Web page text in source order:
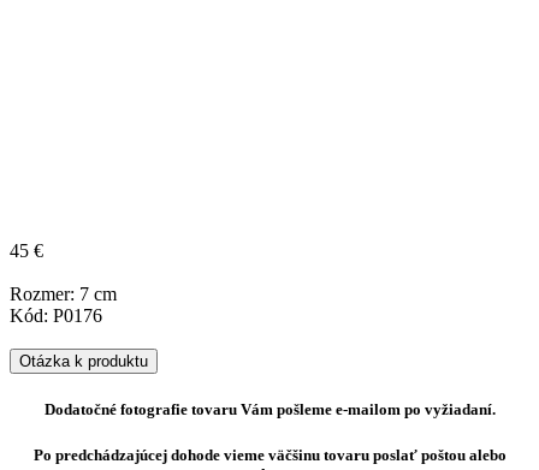
45 €
Rozmer: 7 cm
Kód: P0176
Otázka k produktu
Dodatočné fotografie tovaru Vám pošleme e-mailom po vyžiadaní.
Po predchádzajúcej dohode vieme väčšinu tovaru poslať poštou alebo